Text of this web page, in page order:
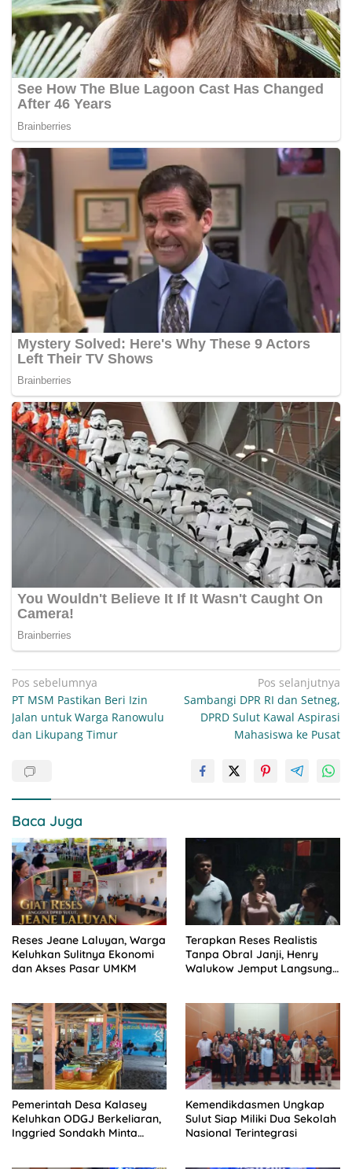
Navigasi
pos
Pos sebelumnya
PT MSM Pastikan Beri Izin
Jalan untuk Warga Ranowulu
dan Likupang Timur
Pos selanjutnya
Sambangi DPR RI dan Setneg,
DPRD Sulut Kawal Aspirasi
Mahasiswa ke Pusat
Baca Juga
Reses Jeane Laluyan, Warga
Keluhkan Sulitnya Ekonomi
dan Akses Pasar UMKM
Terapkan Reses Realistis
Tanpa Obral Janji, Henry
Walukow Jemput Langsung
Pemerintah Desa Kalasey
Keluhkan ODGJ Berkeliaran,
Inggried Sondakh Minta
Kemendikdasmen Ungkap
Sulut Siap Miliki Dua Sekolah
Nasional Terintegrasi